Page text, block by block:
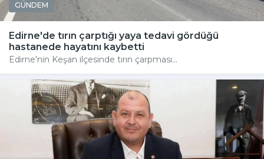
GÜNDEM
Edirne'de tırın çarptığı yaya tedavi gördüğü
hastanede hayatını kaybetti
Edirne'nin Keşan ilçesinde tırın çarpması...